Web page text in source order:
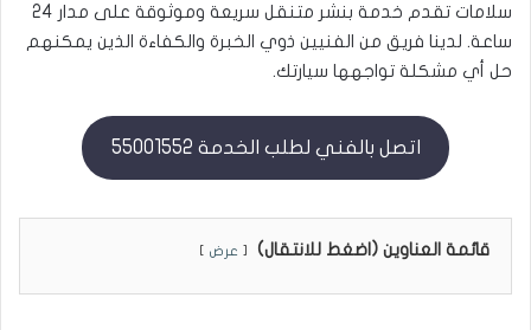
سلامات تقدم خدمة بنشر متنقل سريعة وموثوقة على مدار 24
ساعة. لدينا فريق من الفنيين ذوي الخبرة والكفاءة الذين يمكنهم
حل أي مشكلة تواجهها سيارتك.
اتصل بالفني لطلب الخدمة 55001552
قائمة العناوين (اضغط للانتقال) عرض